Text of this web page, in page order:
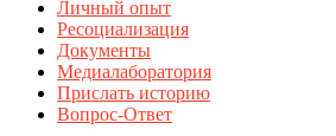
Личный опыт
Ресоциализация
Документы
Медиалаборатория
Прислать историю
Вопрос-Ответ